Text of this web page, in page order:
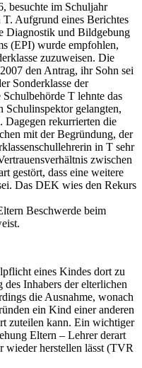
besuchte im Schuljahr
Aufgrund eines Berichtes
Diagnostik und Bildgebung
(EPI) wurde empfohlen,
zuzuweisen. Die
den Antrag, ihr Sohn sei
Sonderklasse der
T lehnte das
Schulinspektor gelangten,
Dagegen rekurrierten die
mit der Begründung, der
in T sehr
zwischen
gestört, dass eine weitere
Das DEK wies den Rekurs
Beschwerde beim
eines Kindes dort zu
Inhabers der elterlichen
die Ausnahme, wonach
ein Kind einer anderen
zuteilen kann. Ein wichtiger
Eltern – Lehrer derart
wie­der herstellen lässt (TVR